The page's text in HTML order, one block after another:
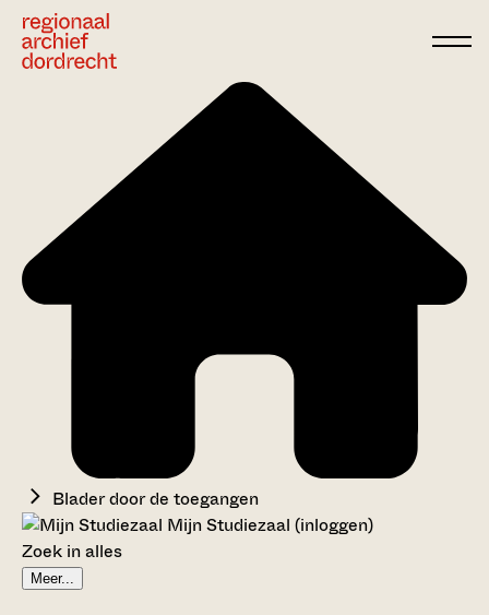
Blader door de toegangen
Mijn Studiezaal (inloggen)
Zoek in alles
Meer...